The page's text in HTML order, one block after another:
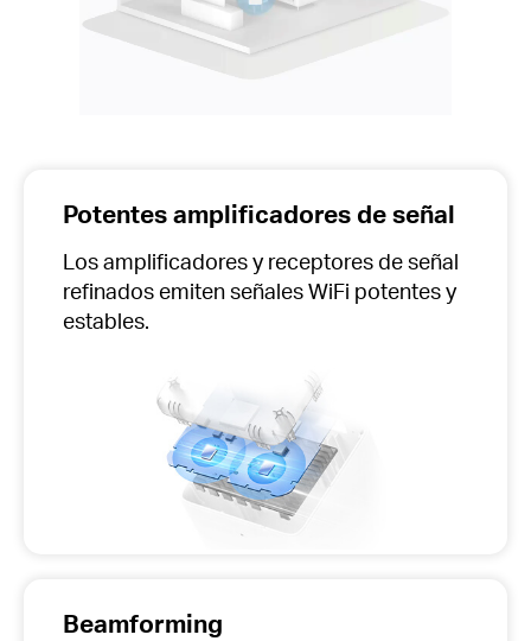
Potentes amplificadores de señal
Los amplificadores y receptores de señal
refinados emiten señales WiFi potentes y
estables.
Beamforming